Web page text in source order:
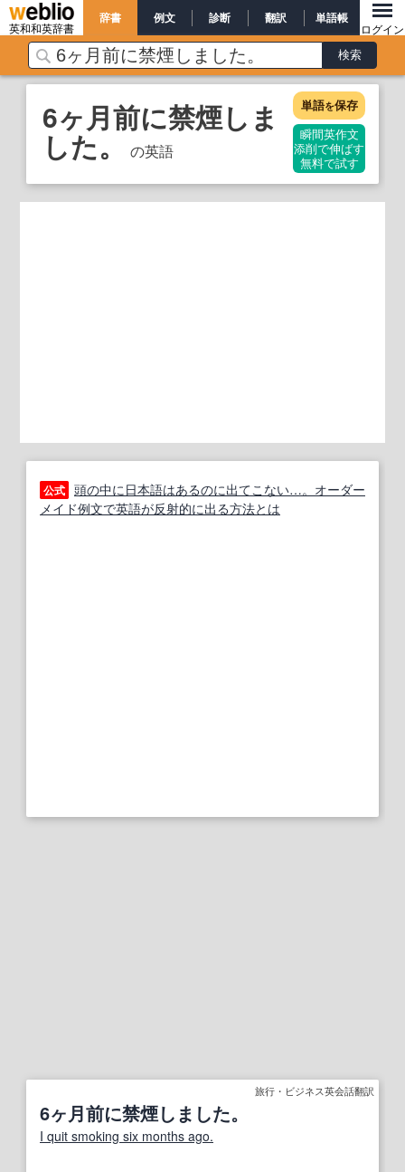
英和和英辞書
辞書 例文 診断 翻訳 単語帳
ログイン
6ヶ月前に禁煙しま
した。 の英語
単語を保存
瞬間英作文
添削で伸ばす
無料で試す
公式 頭の中に日本語はあるのに出てこない…。オーダー
メイド例文で英語が反射的に出る方法とは
旅行・ビジネス英会話翻訳
6ヶ月前に禁煙しました。
I quit smoking six months ago.